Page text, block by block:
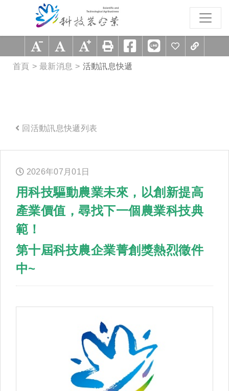
跳到主要內容區塊
首頁 最新消息 活動訊息快遞
回活動訊息快遞列表
2026年07 月01 日
用科技驅動農業未來，以創新提高
產業價值，尋找下一個農業科技典
範！
第十屆科技農企業菁創獎熱烈徵件
中~